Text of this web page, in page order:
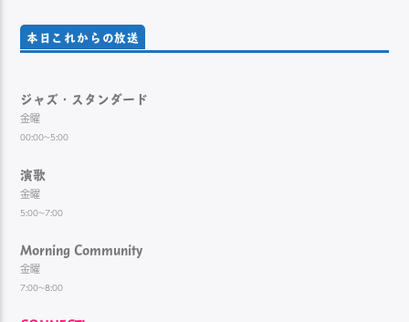
本日これからの放送
ジャズ・スタンダード
金曜
00:00~5:00
演歌
金曜
5:00~7:00
Morning Community
金曜
7:00~8:00